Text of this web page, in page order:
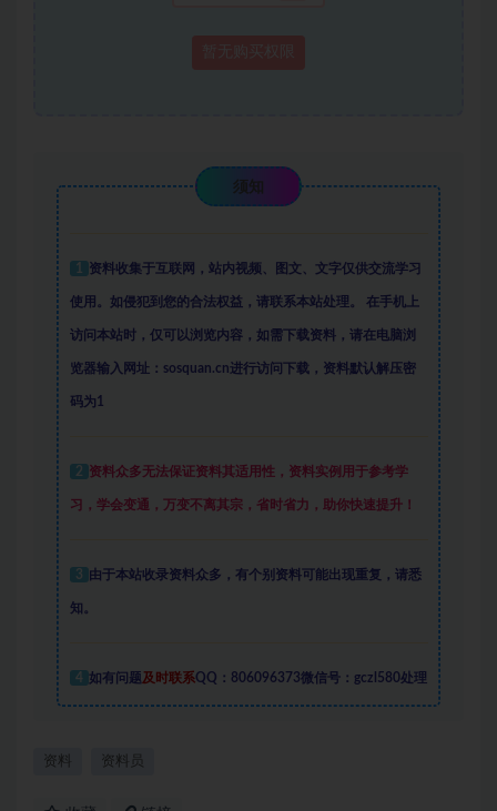
须知
1 资料收集于互联网 ， 站内视频、图文、文字仅供交流学习
使用。如侵犯到您的合法权益，请联系本站处理。 在手机上
访问本站时，仅可以浏览内容，如需下载资料，请在电脑浏
览器输入网址：sosquan.cn进行访问下载， 资料默认解压密
码为1
2 资料众多无法保证资料其适用性，资料实例 用于参考学
习，学会变通，万变不离其宗，省时省力，助你快速提升！
3 由于本站收录资料众多，有个别资料可能出现重复，请悉
知。
4 如有问题及时联系QQ：806096373微信号：gczl580处理
资料 资料员